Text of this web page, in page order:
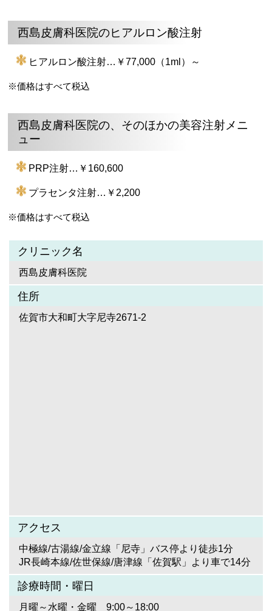
西島皮膚科医院のヒアルロン酸注射
ヒアルロン酸注射…￥77,000（1ml）～
※価格はすべて税込
西島皮膚科医院の、そのほかの美容注射メニ
ュー
PRP注射…￥160,600
プラセンタ注射…￥2,200
※価格はすべて税込
クリニック名
西島皮膚科医院
住所
佐賀市大和町大字尼寺2671-2
アクセス
中極線/古湯線/金立線「尼寺」バス停より徒歩1分
JR長崎本線/佐世保線/唐津線「佐賀駅」より車で14分
診療時間・曜日
月曜～水曜・金曜 9:00～18:00